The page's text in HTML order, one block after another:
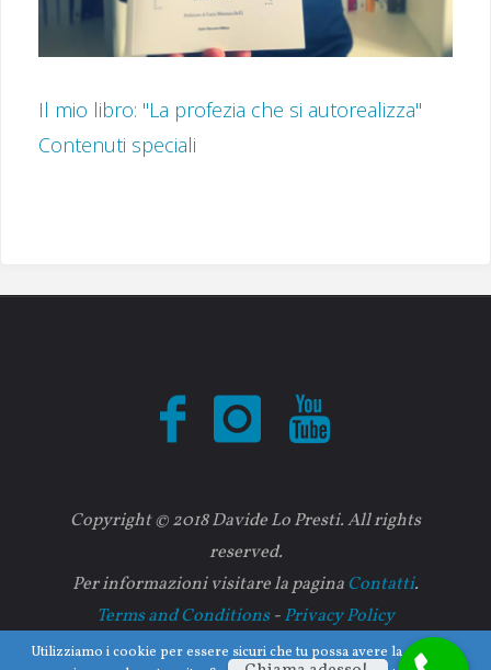
Il mio libro: "La profezia che si autorealizza"
Contenuti speciali
Copyright © 2018 Davide Lo Presti. All rights
reserved.
Per informazioni visitare la paginaContatti.
Terms and Conditions-Privacy Policy
Utilizziamo i cookie per essere sicuri che tu possa avere la migliore